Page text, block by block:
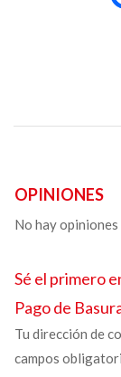
OPINIONES
No hay opiniones
Sé el primero
Pago de
Tu dirección de
campos